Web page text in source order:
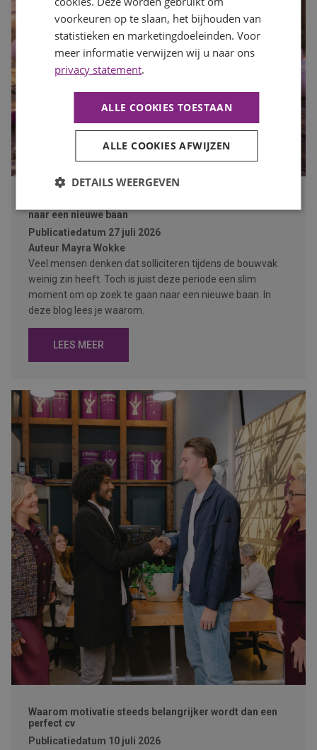
naar een nieuwe baan
Publicatiedatum 27 juli 2026
Auteur Mayra Wokke
Veel mensen denken dat solliciteren tijdens de bouwvak
weinig zin heeft. Toch is juist deze periode een slim
moment om op zoek te gaan naar een nieuwe baan. In
deze blog lees je waarom.
LEES MEER
Waarom motivatie steeds belangrijker wordt dan een
perfect cv
Publicatiedatum 10 juli 2026
voorkeuren op te slaan, het bijhouden van
statistieken en marketingdoeleinden. Voor
meer informatie verwijzen wij u naar ons
privacy statement.
ALLE COOKIES TOESTAAN
ALLE COOKIES AFWIJZEN
DETAILS WEERGEVEN